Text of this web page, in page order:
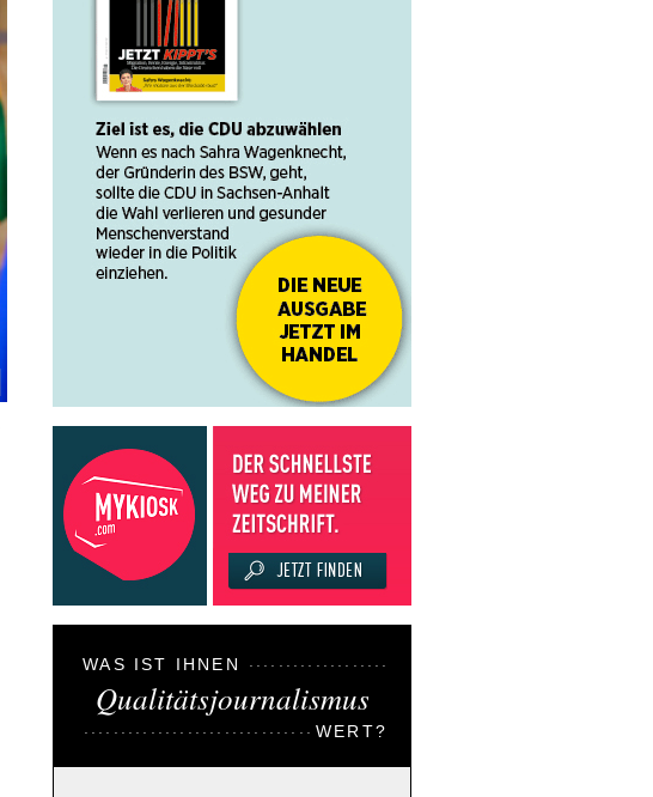
WAS IST IHNEN
Qualitätsjournalismus
WERT?